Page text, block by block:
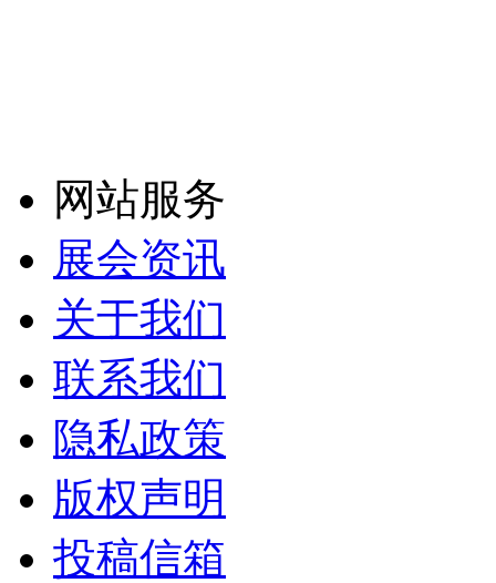
网站服务
展会资讯
关于我们
联系我们
隐私政策
版权声明
投稿信箱